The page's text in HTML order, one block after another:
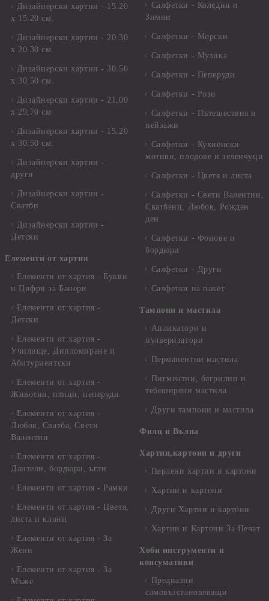
Дизайнерски хартии - 15.20
х 15.20 см.
Дизайнерски хартии - 20.30
х 20.30 см.
Дизайнерски хартии - 30.50
х 30.50 см.
Дизайнерски хартии - 21,00
х 29,70 см
Дизайнерски хартии - 15.20
x 30.50 см.
Дизайнерски хартии -
други
Дизайнерски хартии -
Сватби
Дизайнерски хартии -
Детски
Елементи от хартия
Елементи от хартия - Букви
и Цифри за Банери
Елементи от хартия -
Детски
Елементи от хартия -
Училище, Дипломиране и
Абитуриентски
Елементи от хартия -
Животни, птици, пеперуди
Елементи от хартия -
Любов, Сватба, Свети
Валентин
Елементи от хартия -
Дантели, бордюри, ъгли
Елементи от хартия - Рамки
Елементи от хартия - Цветя,
листа и клони
Елементи от хартия - За
Жени
Елементи от хартия - За
Мъже
Салфетки - Коледни и
Зимни
Салфетки - Морски
Салфетки - Музика
Салфетки - Пеперуди
Салфетки - Рози
Салфетки - Пътешествия и
пейзажи
Салфетки - Кухненски
мотиви, плодове и зеленчуци
Салфетки - Цветя и листа
Салфетки - Свети Валентин,
Сватбени, Любов, Рожден
ден
Салфетки - Фонове и
бордюри
Салфетки - Други
Салфетки на пакет
Тампони и мастила
Апликатори и
пулверизатори
Перманентни мастила
Пигментни, багрилни и
тебеширени мастила
Други тампони и мастила
Филц и Вълна
Хартии,картони и други
Перлени хартии и картони
Хартии и картони
Други Хартии и картони
Хартии и Картони За Печат
Хоби инструменти и
консумативи
Предпазни
самовъзстановяващи